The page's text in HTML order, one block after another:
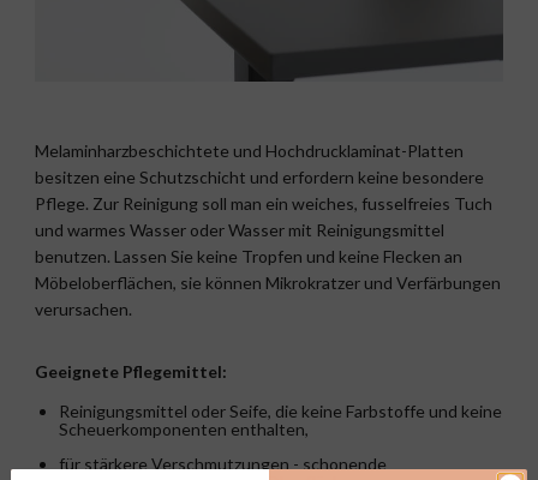
Melaminharzbeschichtete und Hochdrucklaminat-Platten
besitzen eine Schutzschicht und erfordern keine besondere
Pflege. Zur Reinigung soll man ein weiches, fusselfreies Tuch
und warmes Wasser oder Wasser mit Reinigungsmittel
benutzen. Lassen Sie keine Tropfen und keine Flecken an
Möbeloberflächen, sie können Mikrokratzer und Verfärbungen
verursachen.
Geeignete Pflegemittel:
Reinigungsmittel oder Seife, die keine Farbstoffe und keine
Scheuerkomponenten enthalten,
für stärkere Verschmutzungen - schonende